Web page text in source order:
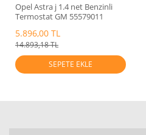
Opel Astra j 1.4 net Benzinli
Termostat GM 55579011
5.896,00 TL
14.893,18 TL
SEPETE EKLE